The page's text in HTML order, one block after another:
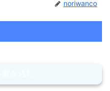
noriwanco